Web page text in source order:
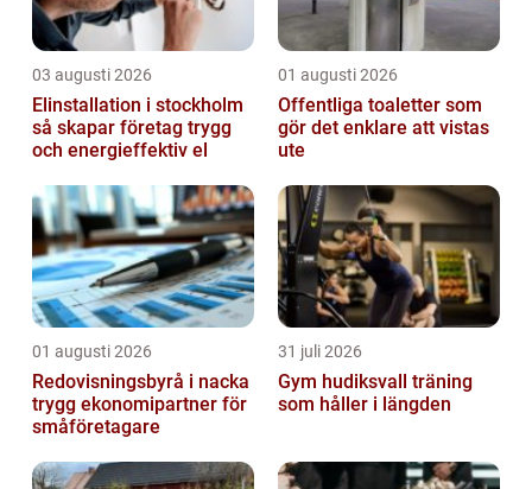
03 augusti 2026
Elinstallation i stockholm
så skapar företag trygg
och energieffektiv el
01 augusti 2026
Offentliga toaletter som
gör det enklare att vistas
ute
01 augusti 2026
Redovisningsbyrå i nacka
trygg ekonomipartner för
småföretagare
31 juli 2026
Gym hudiksvall träning
som håller i längden